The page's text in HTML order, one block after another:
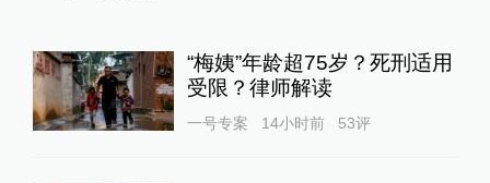
“梅姨”年龄超75岁？死刑适用
受限？律师解读
一号专案 14小时前 53评